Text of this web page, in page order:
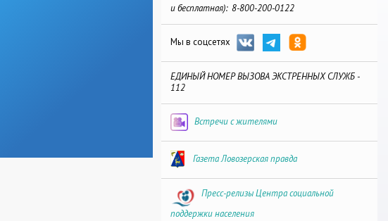
и бесплатная): 8-800-200-0122
Мы в соцсетях
ЕДИНЫЙ НОМЕР ВЫЗОВА ЭКСТРЕННЫХ СЛУЖБ -
112
Встречи с жителями
Газета Ловозерская правда
Пресс-релизы Центра социальной
поддержки населения